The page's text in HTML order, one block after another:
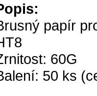
papír
60G
50 ks